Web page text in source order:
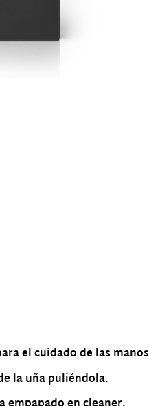
el cuidado de las manos
la uña puliéndola.